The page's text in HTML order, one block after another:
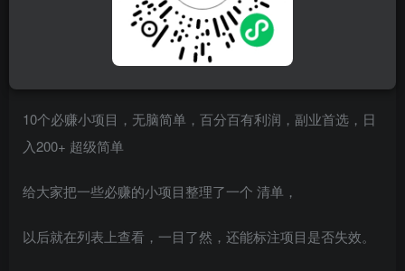
10个必赚小项目，无脑简单，百分百有利润，副业首选，日
入200+ 超级简单
给大家把一些必赚的小项目整理了一个 清单，
以后就在列表上查看，一目了然，还能标注项目是否失效。